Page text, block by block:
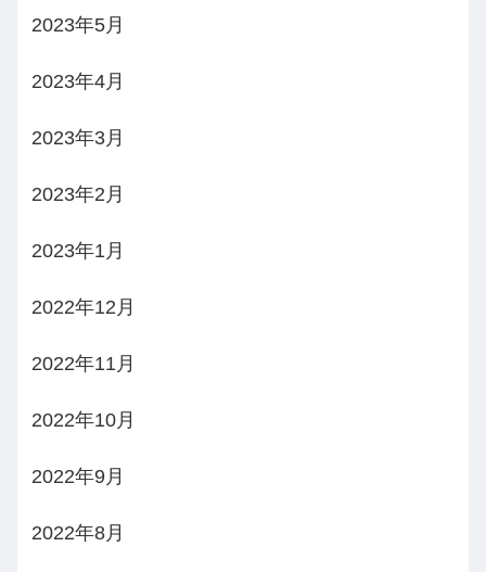
2023年5月
2023年4月
2023年3月
2023年2月
2023年1月
2022年12月
2022年11月
2022年10月
2022年9月
2022年8月